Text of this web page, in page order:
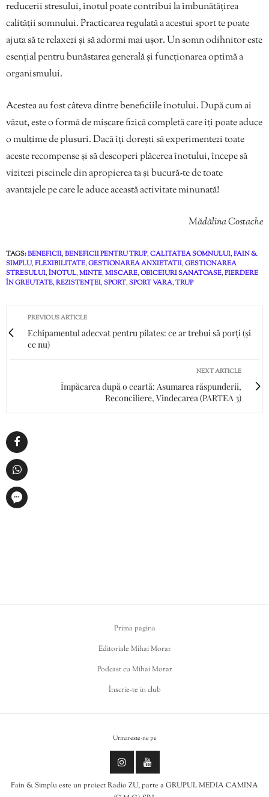
reducerii stresului, înotul poate contribui la îmbunătățirea
calității somnului. Practicarea regulată a acestui sport te poate
ajuta să te relaxezi și să adormi mai ușor. Un somn odihnitor este
esențial pentru bunăstarea generală și funcționarea optimă a
organismului.
Acestea au fost câteva dintre beneficiile înotului. După cum ai
văzut, este o formă de mișcare fizică completă care îți poate aduce
o mulțime de plusuri. Dacă îți dorești să experimentezi toate
aceste recompense și să descoperi plăcerea înotului, începe să
vizitezi piscinele din apropierea ta și bucură-te de toate
avantajele pe care le aduce această activitate minunată!
Mădălina Costache
TAGS:BENEFICII,BENEFICII PENTRU TRUP,CALITATEA SOMNULUI,FAIN &
SIMPLU,FLEXIBILITATE,GESTIONAREA ANXIETATII,GESTIONAREA
STRESULUI,ÎNOTUL,MINTE,MISCARE,OBICEIURI SANATOASE,PIERDERE
ÎN GREUTATE,REZISTENȚEI,SPORT,SPORT VARA,TRUP
PREVIOUS ARTICLE
Echipamentul adecvat pentru pilates: ce ar trebui să porți (și
ce nu)
NEXT ARTICLE
Împăcarea după o ceartă: Asumarea răspunderii,
Reconciliere, Vindecarea (PARTEA 3)
Prima pagina
Editoriale Mihai Morar
Podcast cu Mihai Morar
Înscrie-te in club
Urmareste-ne pe
Fain & Simplu este un proiect Radio ZU, parte a GRUPUL MEDIA CAMINA